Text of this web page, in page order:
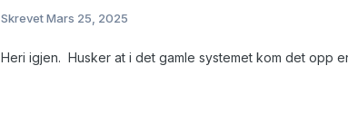
SkrevetMars 25, 2025
Heri igjen. Husker at i det gamle systemet kom det opp